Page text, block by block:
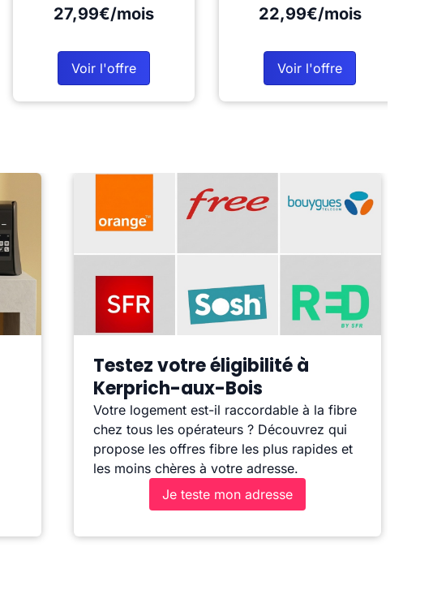
27,99€/mois
Voir l'offre
22,99€/mois
Voir l'offre
Testez votre éligibilité à
Kerprich-aux-Bois
Votre logement est-il raccordable à la fibre
chez tous les opérateurs ? Découvrez qui
propose les offres fibre les plus rapides et
les moins chères à votre adresse.
Je teste mon adresse